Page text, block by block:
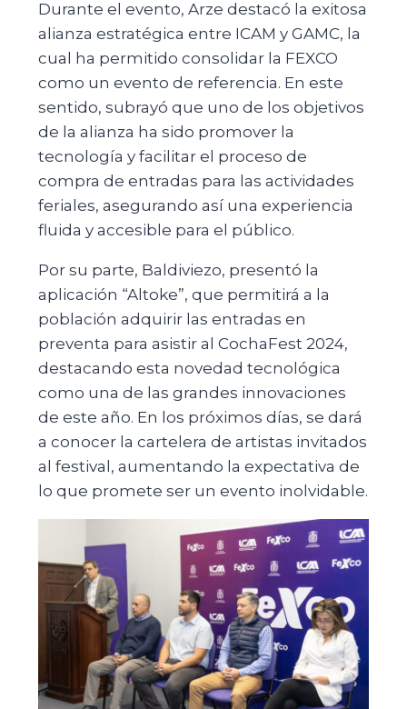
Durante el evento, Arze destacó la exitosa
alianza estratégica entre ICAM y GAMC, la
cual ha permitido consolidar la FEXCO
como un evento de referencia. En este
sentido, subrayó que uno de los objetivos
de la alianza ha sido promover la
tecnología y facilitar el proceso de
compra de entradas para las actividades
feriales, asegurando así una experiencia
fluida y accesible para el público.
Por su parte, Baldiviezo, presentó la
aplicación “Altoke”, que permitirá a la
población adquirir las entradas en
preventa para asistir al CochaFest 2024,
destacando esta novedad tecnológica
como una de las grandes innovaciones
de este año. En los próximos días, se dará
a conocer la cartelera de artistas invitados
al festival, aumentando la expectativa de
lo que promete ser un evento inolvidable.